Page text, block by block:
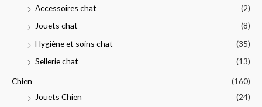
Accessoires chat
(2)
Jouets chat
(8)
Hygiène et soins chat
(35)
Sellerie chat
(13)
Chien
(160)
Jouets Chien
(24)